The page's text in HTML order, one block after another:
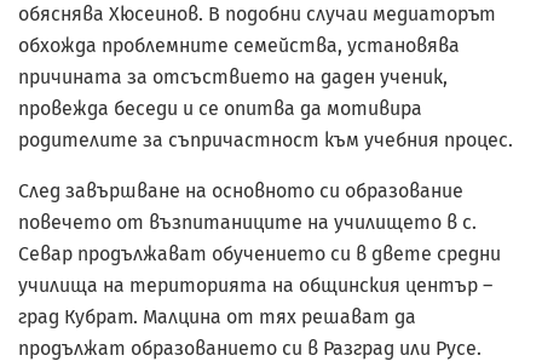
обяснява Хюсеинов. В подобни случаи медиаторът
обхожда проблемните семейства, установява
причината за отсъствието на даден ученик,
провежда беседи и се опитва да мотивира
родителите за съпричастност към учебния процес.
След завършване на основното си образование
повечето от възпитаниците на училището в с.
Севар продължават обучението си в двете средни
училища на територията на общинския център –
град Кубрат. Малцина от тях решават да
продължат образованието си в Разград или Русе.